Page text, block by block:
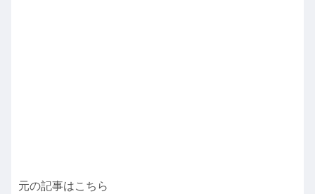
元の記事はこちら